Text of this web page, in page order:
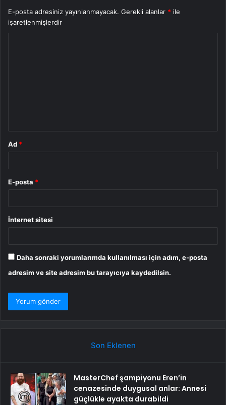
E-posta adresiniz yayınlanmayacak. Gerekli alanlar * ile
işaretlenmişlerdir
Ad *
E-posta *
İnternet sitesi
Daha sonraki yorumlarımda kullanılması için adım, e-posta
adresim ve site adresim bu tarayıcıya kaydedilsin.
Son Eklenen
MasterChef şampiyonu Eren’in
cenazesinde duygusal anlar: Annesi
güçlükle ayakta durabildi